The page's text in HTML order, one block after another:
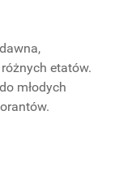
etatów.
młodych